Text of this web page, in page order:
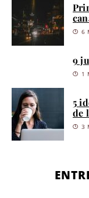
6
9
1
5
de
3